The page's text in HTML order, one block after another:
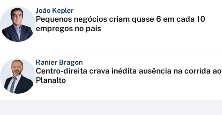
João Kepler
Pequenos negócios criam quase 6 em cada 10
empregos no país
Ranier Bragon
Centro-direita crava inédita ausência na corrida ao
Planalto